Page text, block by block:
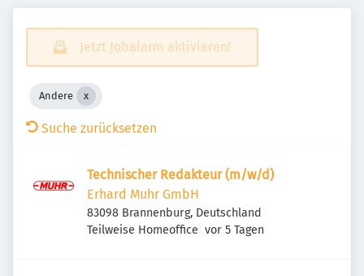
Jetzt Jobalarm aktivieren!
Andere
Suche zurücksetzen
Technischer Redakteur (m/w/d)
Erhard Muhr GmbH
83098 Brannenburg, Deutschland
Teilweise Homeoffice Veröffentlicht
vor 5 Tagen